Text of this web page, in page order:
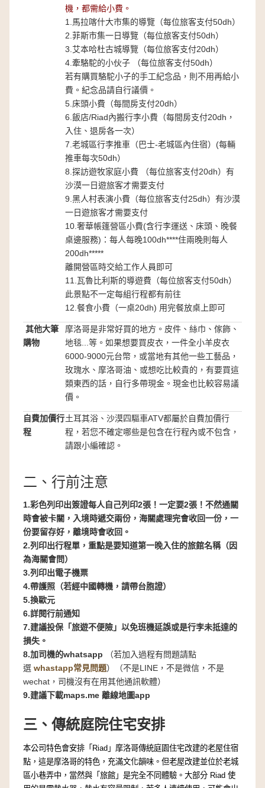
機，都需給小費。
1.馬拉喀什大市集的導覽（每位旅客支付50dh）
2.菲斯市集一日導覽（每位旅客支付50dh）
3.艾本哈杜古城導覽（每位旅客支付20dh）
4.牽駱駝的小伙子 （每位旅客支付50dh）
若有購買駱駝小子的手工紀念品，則不用再給小
費。紀念品請自行議價。
5.床頭小費（每間房支付20dh）
6.飯店/Riad內搬行李小費（每間房支付20dh，
入住、退房各一次）
7.老城區行李推車（巴士-老城區內住宿）(每輛
推車每次50dh）
8.探訪遊牧家庭小費 （每位旅客支付20dh）有
沙漠一日遊旅客才需要支付
9.黑人村表演小費（每位旅客支付25dh）有沙漠
一日遊旅客才需要支付
10.奢華帳篷營區小費(含行李運送、床頭、晚餐
桌邊服務)：每人每晚100dh****住兩晚則每人
200dh*****
離開營區時交給工作人員即可
11. 瓦魯比利斯的導遊費（每位旅客支付50dh）
此景點不一定每組行程都有前往
12.餐食小費（一桌20dh) 用完餐放桌上即可
其他大筆
購物
摩洛哥是非常好買的地方。皮件、絲巾、傢飾、
地毯...等。如果想要買皮衣，一件全小羊皮衣
6000-9000元台幣，或當地有其他一些工藝品，
玫瑰水、摩洛哥油、或想吃比較貴的，有要買這
類東西的話，自行多帶現金。現金也比較容易議
價。
自費加價行
程
土耳其浴、沙漠四驅車ATV都屬於自費加價行
程，若您不確定哪些是包含在行程內或不包含，
請跟小編確認。
二、行前注意
1.彩色列印出簽證每人自己列印2張！一定要2張！不然通關
時會被卡關，入境時遞交兩份，海關處理完會收回一份，一
份要留存好，離境時會收回。
2.列印出行程單，重點是要知道第一晚入住的旅館名稱（因
為海關會問）
3.列印出電子機票
4.帶護照（若經中國轉機，請帶台胞證）
5.換歐元
6.詳閱行前通知
7.建議投保「旅遊不便險」以免班機延誤或是行李未抵達的
損失。
8.加司機的whatsapp
（若加入過程有問題請點
選 whastapp常見問題）（不是LINE，不是微信，不是
wechat，司機沒有在用其他通訊軟體）
9.建議下載maps.me 離線地圖app
三、傳統庭院住宅安排
本公司特色會安排「Riad」摩洛哥傳統庭園住宅改建的老屋住宿
點，這是摩洛哥的特色，充滿文化韻味。但老屋改建並位於老城
區小巷弄中，當然與「旅館」是完全不同體驗。大部分 Riad 使